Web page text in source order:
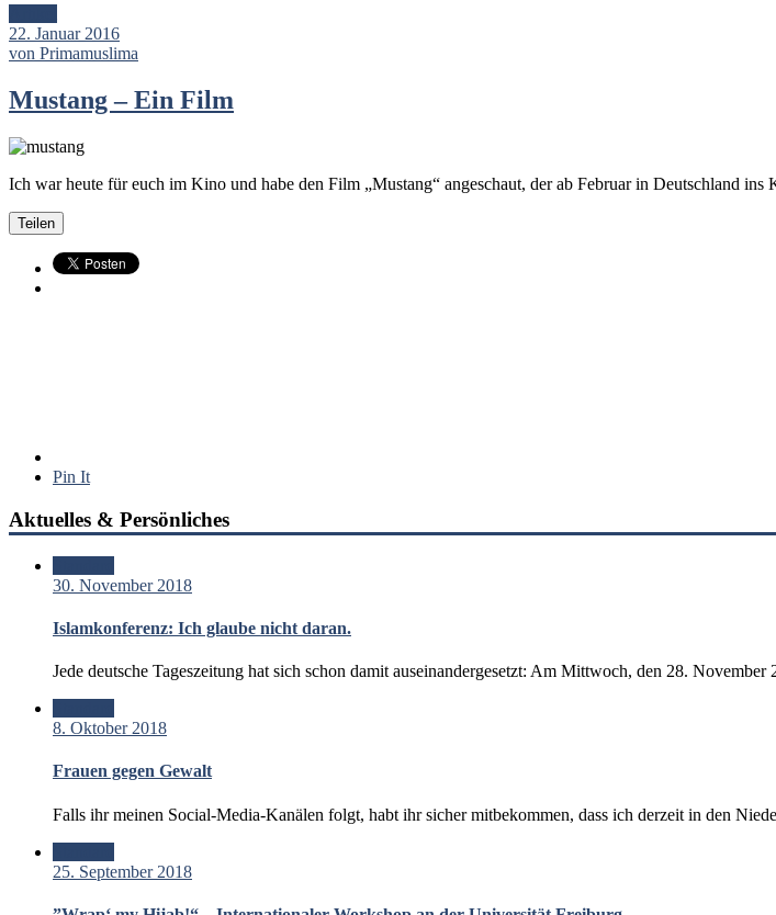
22. Januar 2016
von Primamuslima
Mustang – Ein Film
Ich war heute für euch im Kino und habe den Film „Mustang“ angeschaut, der ab Februar in Deutschland
Teilen
Pin It
Aktuelles & Persönliches
30. November 2018
Islamkonferenz: Ich glaube nicht daran.
Jede deutsche Tageszeitung hat sich schon damit auseinandergesetzt: Am Mittwoch, den 28.
8. Oktober 2018
Frauen gegen Gewalt
Falls ihr meinen Social-Media-Kanälen folgt, habt ihr sicher mitbekommen, dass ich derzeit in den
25. September 2018